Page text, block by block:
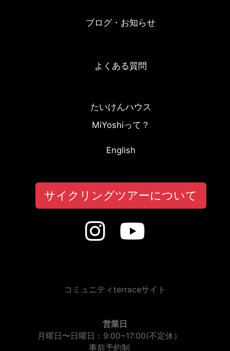
ブログ・お知らせ
よくある質問
たいけんハウス
MiYoshiって？
English
サイクリングツアーについて
コミュニティterraceサイト
営業日
月曜日〜日曜日：9:00~17:00(不定休）
事前予約制